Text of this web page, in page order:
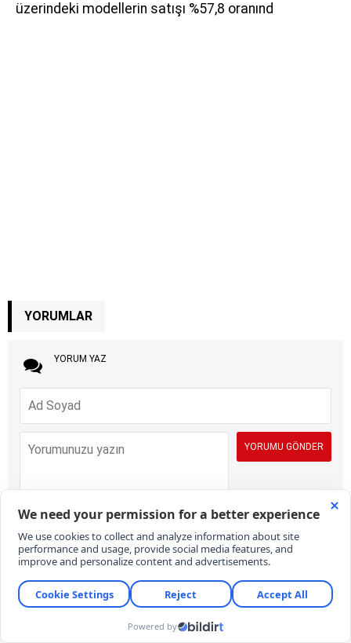
üzerindeki modellerin satışı %57,8 oranınd
YORUMLAR
YORUM YAZ
İÇERİK VE ONAY KURALLARI:KARAR Gazetesi yorum sütunları ifade
hukuka, inanca ve farklı fikirlere saygı temelinde ve demokratik